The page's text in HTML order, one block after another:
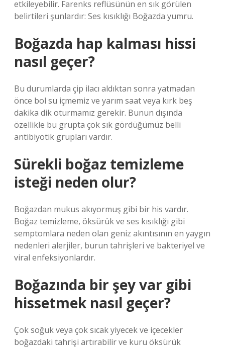
etkileyebilir. Farenks reflüsünün en sık görülen
belirtileri şunlardır: Ses kısıklığı Boğazda yumru.
Boğazda hap kalması hissi
nasıl geçer?
Bu durumlarda çip ilacı aldıktan sonra yatmadan
önce bol su içmemiz ve yarım saat veya kırk beş
dakika dik oturmamız gerekir. Bunun dışında
özellikle bu grupta çok sık gördüğümüz belli
antibiyotik grupları vardır.
Sürekli boğaz temizleme
isteği neden olur?
Boğazdan mukus akıyormuş gibi bir his vardır.
Boğaz temizleme, öksürük ve ses kısıklığı gibi
semptomlara neden olan geniz akıntısının en yaygın
nedenleri alerjiler, burun tahrişleri ve bakteriyel ve
viral enfeksiyonlardır.
Boğazında bir şey var gibi
hissetmek nasıl geçer?
Çok soğuk veya çok sıcak yiyecek ve içecekler
boğazdaki tahrişi artırabilir ve kuru öksürük